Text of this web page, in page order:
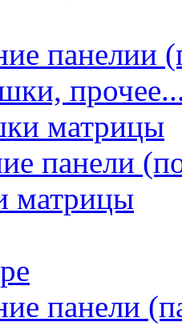
панелии
матрицы
панели
матрицы
панели